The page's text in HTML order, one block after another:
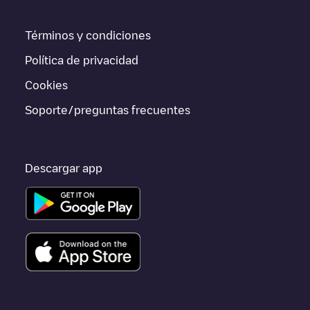
Si este cargador deL'Isle-Jourdain
L'Isle-Jourdaino ir a otras ciudades como
Fleurance
Términos y condiciones
Política de privacidad
Cookies
Soporte/preguntas frecuentes
Descargar app